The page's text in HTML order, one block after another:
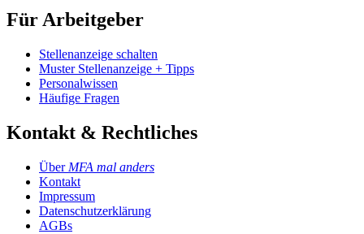
Für Arbeitgeber
Stellenanzeige schalten
Muster Stellenanzeige + Tipps
Personalwissen
Häufige Fragen
Kontakt & Rechtliches
Über MFA mal anders
Kontakt
Impressum
Datenschutzerklärung
AGBs